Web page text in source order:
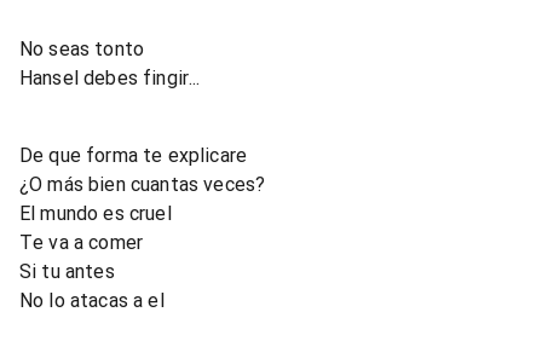
No seas tonto
Hansel debes fingir...
De que forma te explicare
¿O más bien cuantas veces?
El mundo es cruel
Te va a comer
Si tu antes
No lo atacas a el